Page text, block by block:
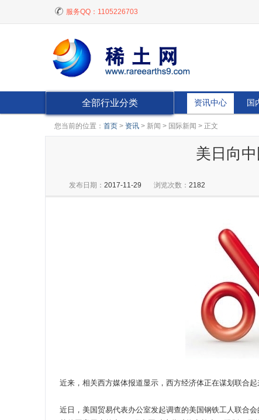
服务QQ： 1105226703
资讯中心 国
全部行业分类
您当前的位置： 首页 > 资讯 > 新闻 > 国际新闻 > 正文
美日向
发布日期： 2017-11-29 浏览次数： 2182
近来，相关西方媒体报道显示，西方经济体正在谋划联合
近日，美国贸易代表办公室发起调查的美国钢铁工人联合